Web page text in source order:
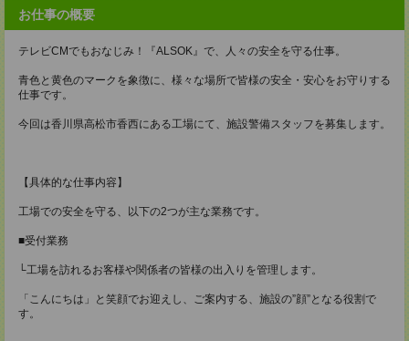
お仕事の概要
テレビCMでもおなじみ！『ALSOK』で、人々の安全を守る仕事。
青色と黄色のマークを象徴に、様々な場所で皆様の安全・安心をお守りする
仕事です。
今回は香川県高松市香西にある工場にて、施設警備スタッフを募集します。
【具体的な仕事内容】
工場での安全を守る、以下の2つが主な業務です。
■受付業務
└工場を訪れるお客様や関係者の皆様の出入りを管理します。
「こんにちは」と笑顔でお迎えし、ご案内する、施設の”顔”となる役割で
す。